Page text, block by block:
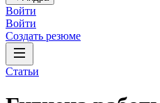
Войти
Войти
Создать резюме
Статьи